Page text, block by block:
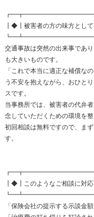
┃◆┃被害者の方の味方として
交通事故は突然の出来事であ
も大きいものです。
「これで本当に適正な補償な
う不安を抱えながら、おひと
スです。
当事務所では、被害者の代弁
念していただくための環境を
初回相談は無料ですので、ま
す。
┃◆┃このようなご相談に対応
「保険会社の提示する示談金